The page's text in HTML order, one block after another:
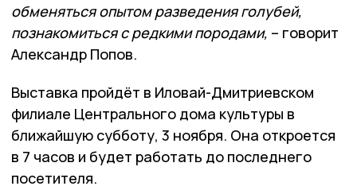
обменяться опытом разведения голубей,
познакомиться с редкими породами, – говорит
Александр Попов.
Выставка пройдёт в Иловай-Дмитриевском
филиале Центрального дома культуры в
ближайшую субботу, 3 ноября. Она откроется
в 7 часов и будет работать до последнего
посетителя.